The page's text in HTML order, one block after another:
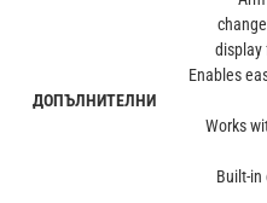
ДОПЪЛНИТЕЛНИ
display
Enables
Works
Built-in